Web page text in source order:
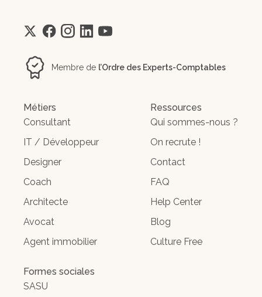
Membre de l’Ordre des Experts-Comptables
Métiers
Consultant
IT / Développeur
Designer
Coach
Architecte
Avocat
Agent immobilier
Formes sociales
SASU
Ressources
Qui sommes-nous ?
On recrute !
Contact
FAQ
Help Center
Blog
Culture Free